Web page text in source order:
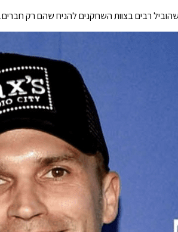
רבים בצוות השחקנים להניח שהם רק חברים.